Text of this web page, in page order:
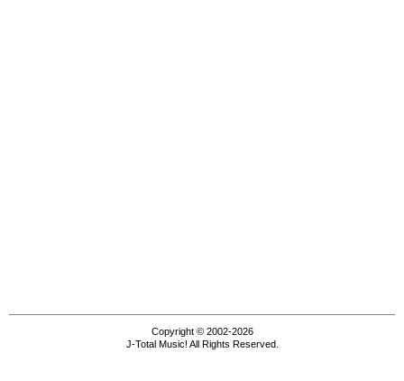
Copyright © 2002-2026
J-Total Music! All Rights Reserved.